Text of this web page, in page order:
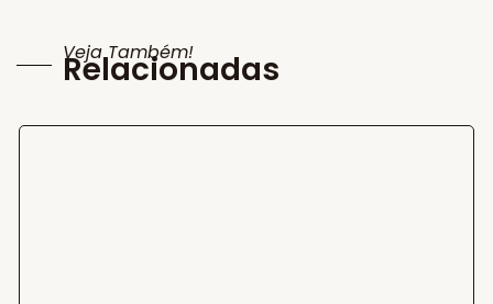
Veja Também!
Relacionadas